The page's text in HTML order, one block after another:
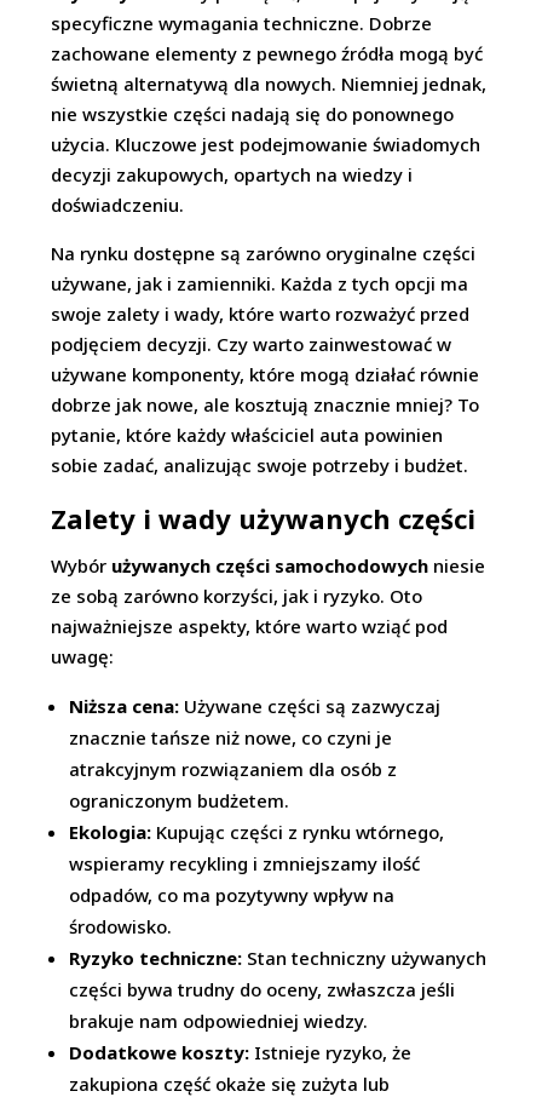
specyficzne wymagania techniczne. Dobrze
zachowane elementy z pewnego źródła mogą być
świetną alternatywą dla nowych. Niemniej jednak,
nie wszystkie części nadają się do ponownego
użycia. Kluczowe jest podejmowanie świadomych
decyzji zakupowych, opartych na wiedzy i
doświadczeniu.
Na rynku dostępne są zarówno oryginalne części
używane, jak i zamienniki. Każda z tych opcji ma
swoje zalety i wady, które warto rozważyć przed
podjęciem decyzji. Czy warto zainwestować w
używane komponenty, które mogą działać równie
dobrze jak nowe, ale kosztują znacznie mniej? To
pytanie, które każdy właściciel auta powinien
sobie zadać, analizując swoje potrzeby i budżet.
Zalety i wady używanych części
Wybór używanych części samochodowych niesie
ze sobą zarówno korzyści, jak i ryzyko. Oto
najważniejsze aspekty, które warto wziąć pod
uwagę:
Niższa cena: Używane części są zazwyczaj
znacznie tańsze niż nowe, co czyni je
atrakcyjnym rozwiązaniem dla osób z
ograniczonym budżetem.
Ekologia: Kupując części z rynku wtórnego,
wspieramy recykling i zmniejszamy ilość
odpadów, co ma pozytywny wpływ na
środowisko.
Ryzyko techniczne: Stan techniczny używanych
części bywa trudny do oceny, zwłaszcza jeśli
brakuje nam odpowiedniej wiedzy.
Dodatkowe koszty: Istnieje ryzyko, że
zakupiona część okaże się zużyta lub